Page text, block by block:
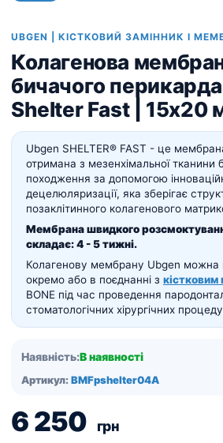
UBGEN | КІСТКОВИЙ ЗАМІННИК І
Колагенова
бичачого
Shelter Fast | 15х20
Ubgen SHELTER® FAST - це
отримана з мезенхімальної тканини
походження за допомогою
децелюляризації, яка зберігає
позаклітинного колагенового
Мембрана швидкого
складає:4 - 5 тижні.
Колагенову мембрану Ubgen можна
окремо або в поєднанні з кістковим
BONE під час проведення
стоматологічних хірургічних
Наявність:В наявності
Артикул: BMFpshelter04A
6 250 грн